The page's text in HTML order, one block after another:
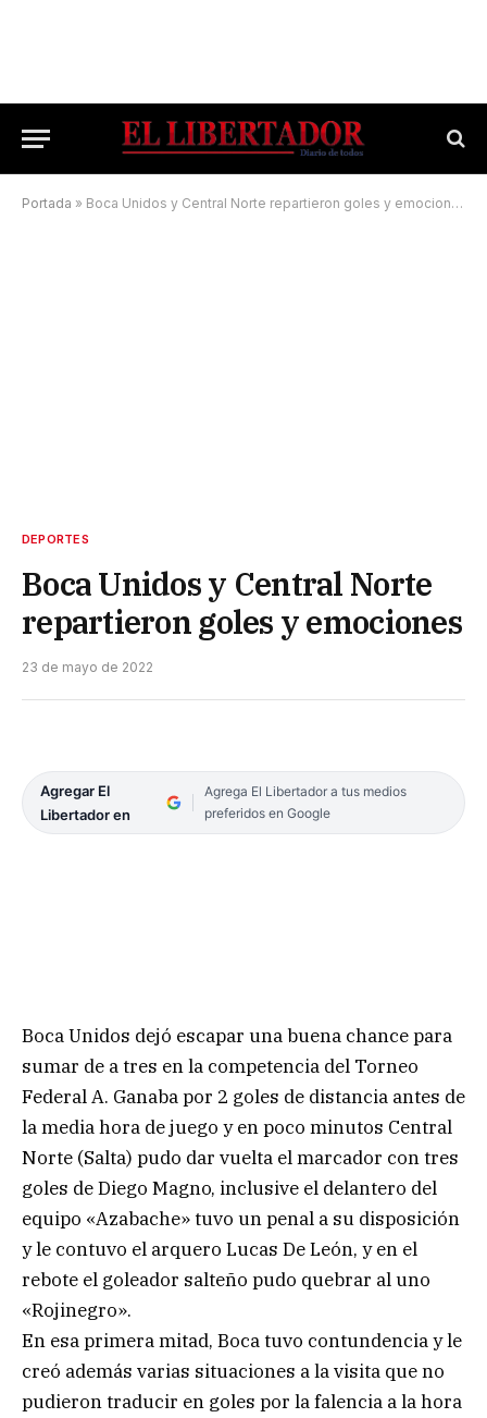
Portada » Boca Unidos y Central Norte repartieron goles y emociones
DEPORTES
Boca Unidos y Central Norte
repartieron goles y emociones
23 de mayo de 2022
Agregar El
Libertador en
Agrega El Libertador a tus medios
preferidos en Google
Boca Unidos dejó escapar una buena chance para
sumar de a tres en la competencia del Torneo
Federal A. Ganaba por 2 goles de distancia antes de
la media hora de juego y en poco minutos Central
Norte (Salta) pudo dar vuelta el marcador con tres
goles de Diego Magno, inclusive el delantero del
equipo «Azabache» tuvo un penal a su disposición
y le contuvo el arquero Lucas De León, y en el
rebote el goleador salteño pudo quebrar al uno
«Rojinegro».
En esa primera mitad, Boca tuvo contundencia y le
creó además varias situaciones a la visita que no
pudieron traducir en goles por la falencia a la hora